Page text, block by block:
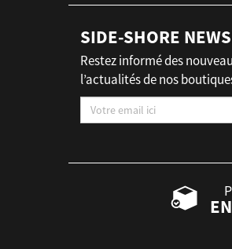
SIDE-SHORE
Restez informé des
l’actualités de nos